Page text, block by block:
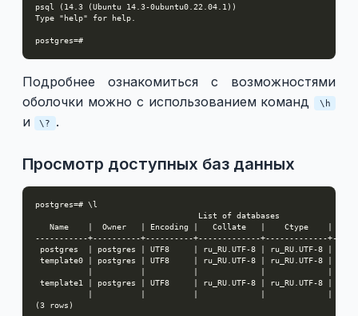
Подробнее ознакомиться с возможностями
оболочки можно с использованием команд \h
и \? .
Просмотр доступных баз данных